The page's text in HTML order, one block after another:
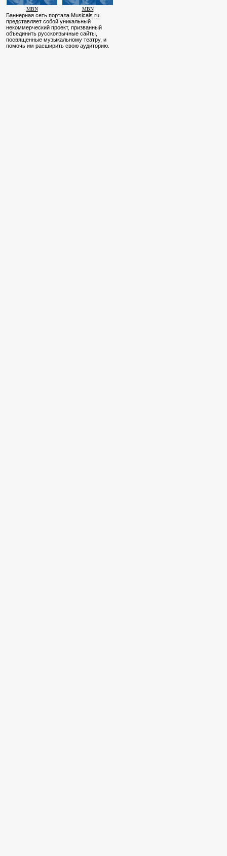
MBN MBN
Баннерная сеть портала Musicals.ru
представляет собой уникальный
некоммерческий проект, призванный
объединить русскоязычные сайты,
посвященные музыкальному театру, и
помочь им расширить свою аудиторию.